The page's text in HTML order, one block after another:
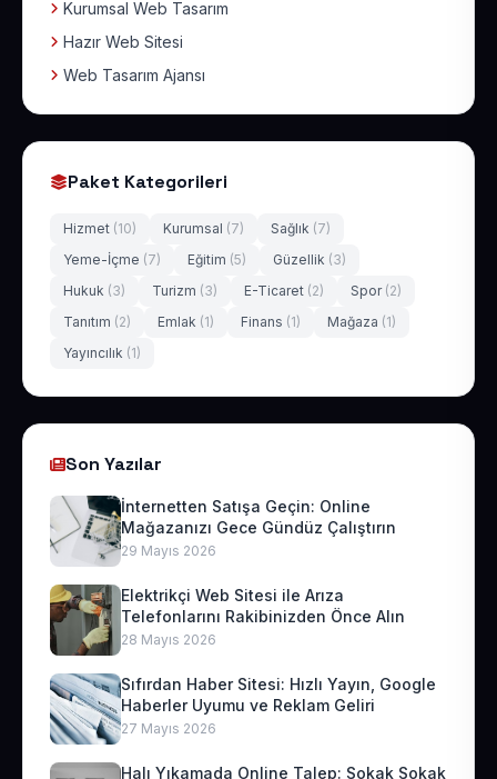
Kurumsal Web Tasarım
Hazır Web Sitesi
Web Tasarım Ajansı
Paket Kategorileri
Hizmet (10) Kurumsal (7) Sağlık (7)
Yeme-İçme (7) Eğitim (5) Güzellik (3)
Hukuk (3) Turizm (3) E-Ticaret (2) Spor (2)
Tanıtım (2) Emlak (1) Finans (1) Mağaza (1)
Yayıncılık (1)
Son Yazılar
İnternetten Satışa Geçin: Online
Mağazanızı Gece Gündüz Çalıştırın
29 Mayıs 2026
Elektrikçi Web Sitesi ile Arıza
Telefonlarını Rakibinizden Önce Alın
28 Mayıs 2026
Sıfırdan Haber Sitesi: Hızlı Yayın, Google
Haberler Uyumu ve Reklam Geliri
27 Mayıs 2026
Halı Yıkamada Online Talep: Sokak Sokak